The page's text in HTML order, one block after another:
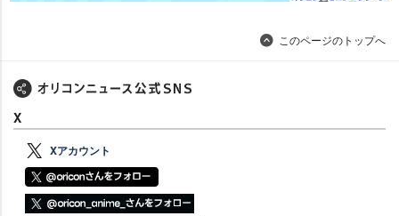
このページのトップへ
X
Xアカウント